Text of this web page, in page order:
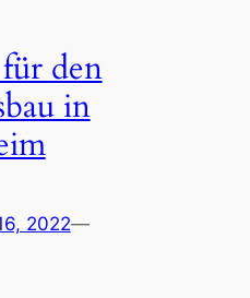
den
in
2022—